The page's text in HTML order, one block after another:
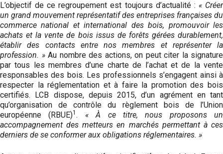
L’objectif de ce regroupement est toujours d’actualité : « Créer
un grand mouvement représentatif des entreprises françaises du
commerce national et international des bois, promouvoir les
achats et la vente de bois issus de forêts gérées durablement,
établir des contacts entre nos membres et représenter la
profession. » Au nombre des actions, on peut citer la signature
par tous les membres d’une charte de l’achat et de la vente
responsables des bois. Les professionnels s’engagent ainsi à
respecter la réglementation et à faire la promotion des bois
certifiés. LCB dispose, depuis 2015, d’un agrément en tant
qu’organisation de contrôle du règlement bois de l’Union
européenne (RBUE)1 . « À ce titre, nous proposons un
accompagnement des metteurs en marchés permettant à ces
derniers de se conformer aux obligations réglementaires. »